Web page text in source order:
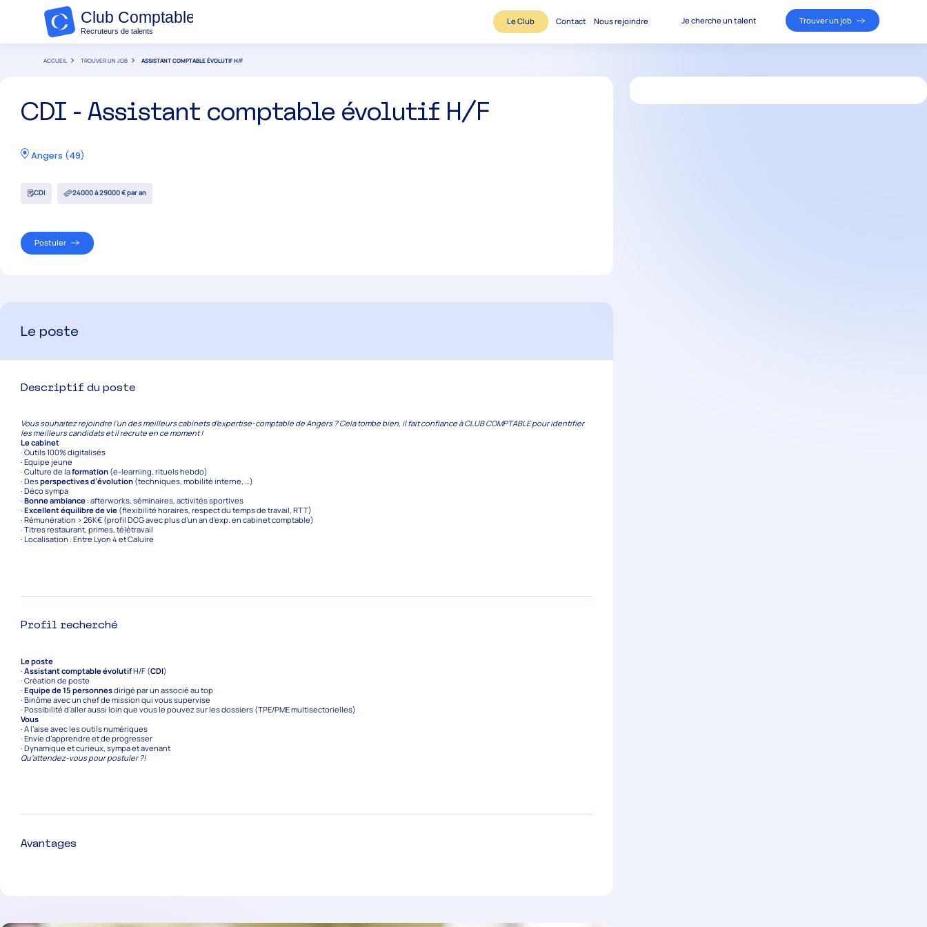
Le Club Contact Nous rejoindre Je cherche un talent Trouver un job
ACCUEIL TROUVER UN JOB ASSISTANT COMPTABLE ÉVOLUTIF H/F
CDI - Assistant comptable évolutif H/F
Angers (49)
CDI 24000 à 29000 € par an
Postuler
Le poste
Descriptif du poste
Vous souhaitez rejoindre l’un des meilleurs cabinets d’expertise-comptable de Angers ? Cela tombe bien, il fait confiance à CLUB COMPTABLE pour identifier
les meilleurs candidats et il recrute en ce moment !
Le cabinet
· Outils 100% digitalisés
· Equipe jeune
· Culture de laformation (e-learning, rituels hebdo)
· Desperspectives d’évolution (techniques, mobilité interne, …)
· Déco sympa
·Bonne ambiance : afterworks, séminaires, activités sportives
·Excellent équilibre de vie (flexibilité horaires, respect du temps de travail, RTT)
· Rémunération > 26K€ (profil DCG avec plus d’un an d’exp. en cabinet comptable)
· Titres restaurant, primes, télétravail
· Localisation : Entre Lyon 4 et Caluire
Profil recherché
Le poste
·Assistant comptable évolutifH/F (CDI)
· Création de poste
·Equipe de 15 personnesdirigé par un associé au top
· Binôme avec un chef de mission qui vous supervise
· Possibilité d’aller aussi loin que vous le pouvez sur les dossiers (TPE/PME multisectorielles)
Vous
· A l’aise avec les outils numériques
· Envie d’apprendre et de progresser
· Dynamique et curieux, sympa et avenant
Qu’attendez-vous pour postuler ?!
Avantages